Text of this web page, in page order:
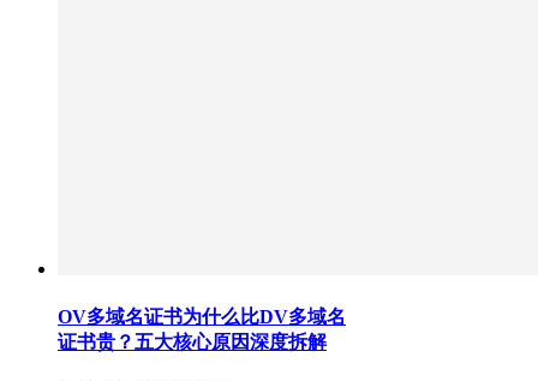
OV多域名证书为什么比DV多域名
证书贵？五大核心原因深度拆解